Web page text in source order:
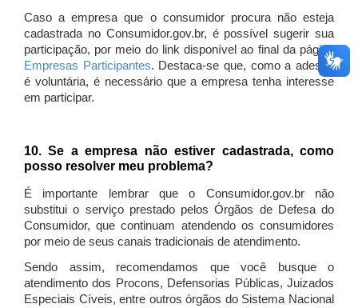
Caso a empresa que o consumidor procura não esteja
cadastrada no Consumidor.gov.br, é possível sugerir sua
participação, por meio do link disponível ao final da página
Empresas Participantes. Destaca-se que, como a adesão
é voluntária, é necessário que a empresa tenha interesse
em participar.
10. Se a empresa não estiver cadastrada, como
posso resolver meu problema?
É importante lembrar que o Consumidor.gov.br não
substitui o serviço prestado pelos Órgãos de Defesa do
Consumidor, que continuam atendendo os consumidores
por meio de seus canais tradicionais de atendimento.
Sendo assim, recomendamos que você busque o
atendimento dos Procons, Defensorias Públicas, Juizados
Especiais Cíveis, entre outros órgãos do Sistema Nacional